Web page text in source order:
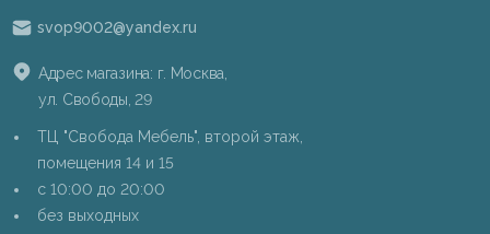
svop9002@yandex.ru
Адрес магазина: г. Москва,
ул. Свободы, 29
ТЦ "Свобода Мебель", второй этаж,
помещения 14 и 15
c 10:00 до 20:00
без выходных